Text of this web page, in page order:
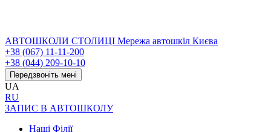
АВТОШКОЛИ СТОЛИЦІ Мережа автошкіл Києва
+38 (067) 11-11-200
+38 (044) 209-10-10
Передзвоніть мені
UA
RU
ЗАПИС В АВТОШКОЛУ
Наші Філії